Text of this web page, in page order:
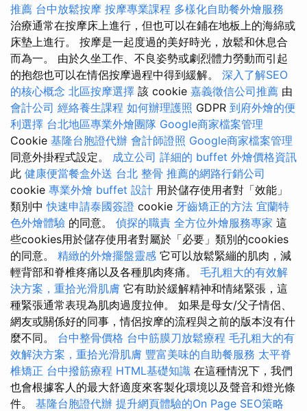
推薦 台中放鬆按摩 按摩專業課程 多樣化自助餐外燴服務
治療通常在按摩床上進行，但也可以在鋪在地板上的海綿或
床墊上進行。 按摩是一起度過的美好時光，放鬆和休息合
而為一。 由於久坐工作、不良姿勢或劇烈體力勞動而引起
的抱怨也可以在情侶按摩過程中得到緩解。 深入了解SEO
的核心概念 北區按摩選擇 該 cookie 嘉義徵信公司推薦 由
會計公司 經絡養生課程 如何辦理護照 GDPR 到府外燴的便
利選擇 台北地區專業外燴團隊 Google商家檔案管理
Cookie 基隆台胞證代辦 會計師證照 Google商家檔案管理
同意外掛程式設定。 成立公司 詳細的 buffet 外燴價格資訊
此 健康便當餐盒外送 台北 整骨 推薦的網路行銷公司
cookie 專業外燴 buffet 設計 用於儲存使用者對「效能」
類別中快速申請泰國簽證 cookie 牙齒矯正的方法 宜蘭特
色外燴體驗 的同意。 偵探的職責 全方位外燴服務專家 這
些cookies用於儲存使用者對屬於「必要」類別的cookies
的同意。 精緻的外燴擺盤靈感 它可以放鬆緊繃的肌肉，減
輕背部和脊椎疼痛以及各種肌肉疼痛。 毛孔粗大的有效解
決方案，重拾光滑肌膚 它有助於緩解精神和情緒緊張，這
種緊張通常表現為肌肉過度拉伸。 如果是母女/父子情侶、
網友或關係好的同事，情侶按摩的流程與之前的版本沒有什
麼不同。 台中整骨價格 台中筋膜刀放鬆療程 毛孔粗大的有
效解決方案，重拾光滑肌膚 豐富美味的自助餐服務 太平脊
椎矯正 台中撥筋療程 HTML基礎知識 在這種情況下，我們
也會根據客人的最大舒適度來客製化環境以及聲音和燈光條
件。 基隆台胞證代辦 提升網頁體驗的On Page SEO策略